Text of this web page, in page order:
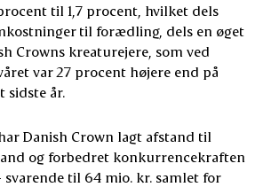
til 1,7 procent, hvilket dels
til forædling, dels en øget
Crowns kreaturejere, som ved
var 27 procent højere end på
sidste år.
Danish Crown lagt afstand til
og forbedret konkurrencekraften
svarende til 64 mio. kr. samlet for